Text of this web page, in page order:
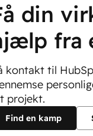
din
fra
kontakt til
projekt.
Find en kamp